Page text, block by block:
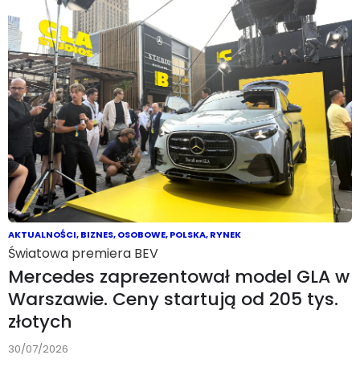
AKTUALNOŚCI,BIZNES,OSOBOWE,POLSKA,RYNEK
Światowa premiera BEV
Mercedes zaprezentował model GLA w
Warszawie. Ceny startują od 205 tys.
złotych
30/07/2026